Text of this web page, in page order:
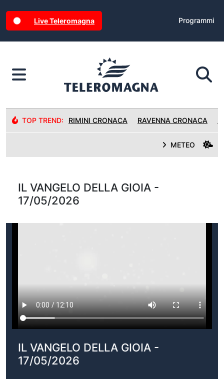
Live Teleromagna Programmi
TOP TREND: RIMINI CRONACA RAVENNA CRONACA
METEO
IL VANGELO DELLA GIOIA -
17/05/2026
IL VANGELO DELLA GIOIA -
17/05/2026